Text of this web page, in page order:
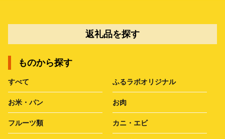
返礼品を探す
ものから探す
すべて ふるラボオリジナル
お米・パン お肉
フルーツ類 カニ・エビ